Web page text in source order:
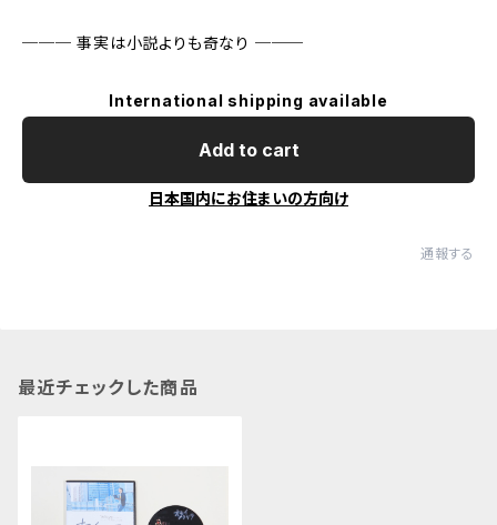
─── 事実は小説よりも奇なり ───
International shipping available
Add to cart
日本国内にお住まいの方向け
通報する
最近チェックした商品